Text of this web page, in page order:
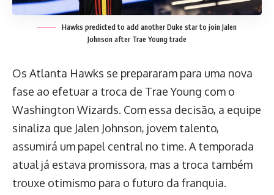
Hawks predicted to add another Duke star to join Jalen
Johnson after Trae Young trade
Os Atlanta Hawks se prepararam para uma nova
fase ao efetuar a troca de Trae Young com o
Washington Wizards. Com essa decisão, a equipe
sinaliza que Jalen Johnson, jovem talento,
assumirá um papel central no time. A temporada
atual já estava promissora, mas a troca também
trouxe otimismo para o futuro da franquia.